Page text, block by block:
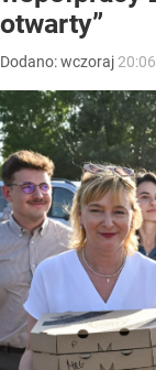
otwarty”
Dodano:wczoraj 20:06